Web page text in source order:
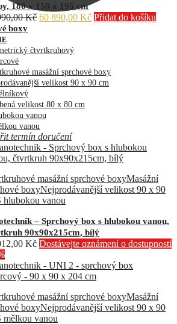
180 x 150 x 195 cm
Kč Původní
73
60 890,00 KčAktuální
Přidat do košíku
boxy
čtvrtkruhový
masážní sprchové boxy
velikost 90 x 90 cm
velikost 80 x 80 cm
vanou
vanou
termín doručení
masážní sprchové boxyMasážní
boxyNejprodávanější velikost 90 x 90
hlubokou vanou
– Sprchový box s hlubokou vanou,
90x90x215cm, bílý
Kč Dostávejte oznámení o dostupnosti
masážní sprchové boxyMasážní
boxyNejprodávanější velikost 90 x 90
mělkou vanou